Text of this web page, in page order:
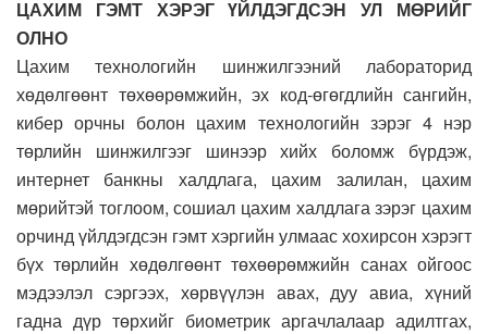
ЦАХИМ ГЭМТ ХЭРЭГ ҮЙЛДЭГДСЭН УЛ МӨРИЙГ
ОЛНО
Цахим технологийн шинжилгээний лабораторид
хөдөлгөөнт төхөөрөмжийн, эх код-өгөгдлийн сангийн,
кибер орчны болон цахим технологийн зэрэг 4 нэр
төрлийн шинжилгээг шинээр хийх боломж бүрдэж,
интернет банкны халдлага, цахим залилан, цахим
мөрийтэй тоглоом, сошиал цахим халдлага зэрэг цахим
орчинд үйлдэгдсэн гэмт хэргийн улмаас хохирсон хэрэгт
бүх төрлийн хөдөлгөөнт төхөөрөмжийн санах ойгоос
мэдээлэл сэргээх, хөрвүүлэн авах, дуу авиа, хүний
гадна дүр төрхийг биометрик аргачлалаар адилтгах,